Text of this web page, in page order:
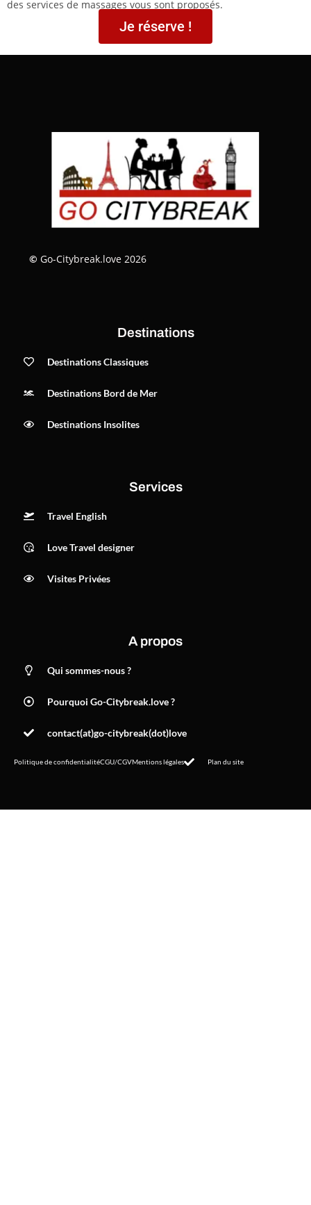
des services de massages vous sont proposés.
Je réserve !
© Go-Citybreak.love 2026
Destinations
Destinations Classiques
Destinations Bord de Mer
Destinations Insolites
Services
Travel English
Love Travel designer
Visites Privées
A propos
Qui sommes-nous ?
Pourquoi Go-Citybreak.love ?
contact(at)go-citybreak(dot)love
Politique de confidentialitéCGU/CGVMentions légales Plan du site